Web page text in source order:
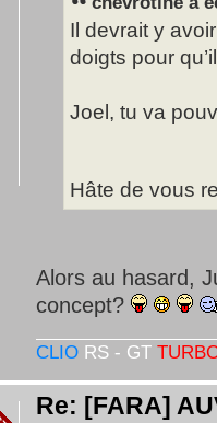
Il devrait y
doigts pour
Joel, tu va
Hâte de vous
Alors au hasard,
concept?
CLIO RS - GT
Re: [FARA]